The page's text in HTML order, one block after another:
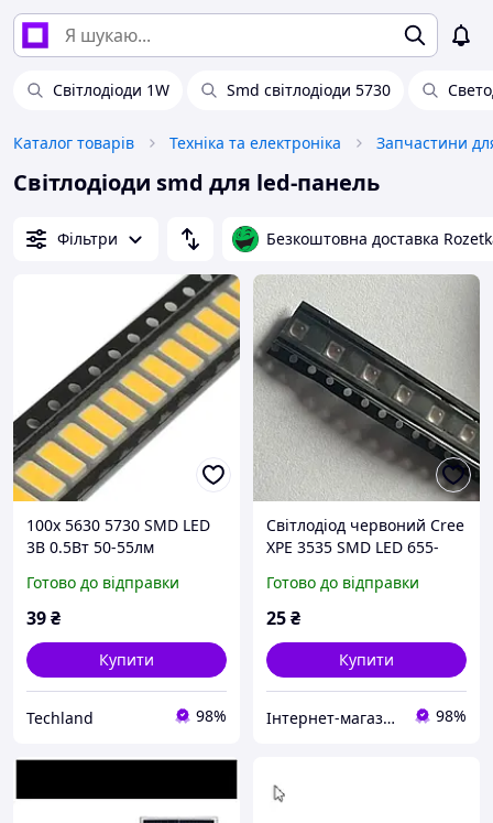
Світлодіоди 1W Smd світлодіоди 5730
Каталог товарів Техніка та електроніка
Світлодіоди smd для led-панель
Фільтри Безкоштовна доставка
100x 5630 5730 SMD LED
3В 0.5Вт 50-55лм
для підсвітки матриць
телевізорів
Готово до відправки
39₴
Купити
Techland 98%
Світлодіод червоний Cree
XPE 3535 SMD LED 655-
світлодіодний чіп для
освітлення
Готово до відправки
25₴
Купити
Інтернет-магазин Електроніки 98%